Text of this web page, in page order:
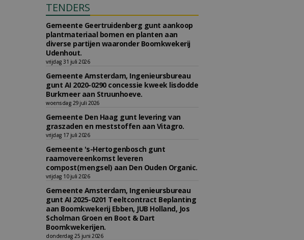
TENDERS
Gemeente Geertruidenberg gunt aankoop
plantmateriaal bomen en planten aan
diverse partijen waaronder Boomkwekerij
Udenhout.
vrijdag 31 juli 2026
Gemeente Amsterdam, Ingenieursbureau
gunt AI 2020-0290 concessie kweek lisdodde
Burkmeer aan Struunhoeve.
woensdag 29 juli 2026
Gemeente Den Haag gunt levering van
graszaden en meststoffen aan Vitagro.
vrijdag 17 juli 2026
Gemeente 's-Hertogenbosch gunt
raamovereenkomst leveren
compost(mengsel) aan Den Ouden Organic.
vrijdag 10 juli 2026
Gemeente Amsterdam, Ingenieursbureau
gunt AI 2025-0201 Teeltcontract Beplanting
aan Boomkwekerij Ebben, JUB Holland, Jos
Scholman Groen en Boot & Dart
Boomkwekerijen.
donderdag 25 juni 2026